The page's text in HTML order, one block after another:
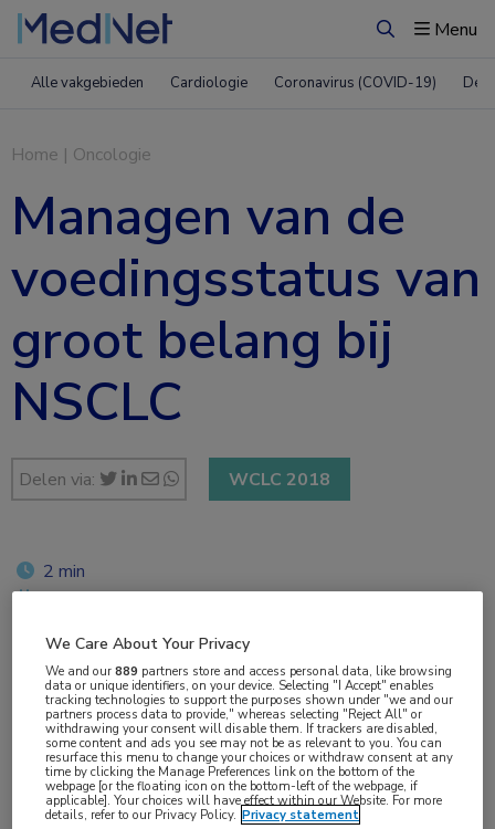
ZoekenMenu
Alle vakgebieden Cardiologie Coronavirus (COVID-19)
Home | Oncologie
Managen van de
voedingsstatus van
groot belang bij
NSCLC
Delen via: WCLC 2018
2 min
sep 2018
Vakgebieden:
Oncologie,Voeding
Aandachtsgebieden:
Longoncologie,Radiotherapie
We Care About Your Privacy
We and our889 partners store and access personal data, like browsing
data or unique identifiers, on your device. Selecting "I Accept" enables
tracking technologies to support the purposes shown under "we and our
partners process data to provide," whereas selecting "Reject All" or
withdrawing your consent will disable them. If trackers are disabled,
some content and ads you see may not be as relevant to you. You can
resurface this menu to change your choices or withdraw consent at any
time by clicking the Manage Preferences link on the bottom of the
webpage [or the floating icon on the bottom-left of the webpage, if
applicable]. Your choices will have effect within our Website. For more
details, refer to our Privacy Policy. Privacy statement